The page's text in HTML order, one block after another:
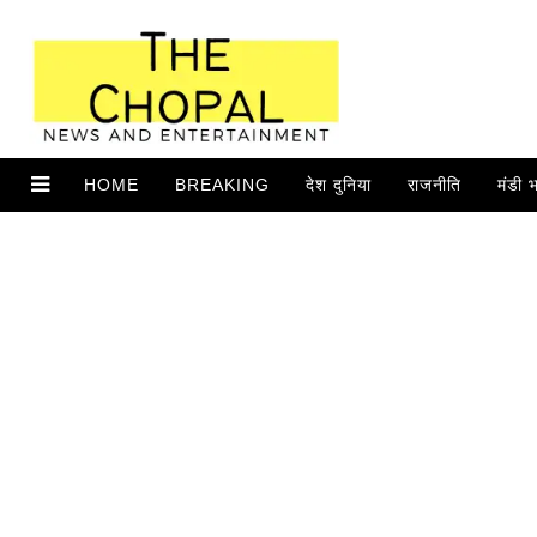
HOME BREAKING देश दुनिया राजनीति मंडी